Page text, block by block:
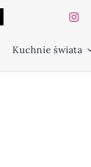
Kuchnie świata